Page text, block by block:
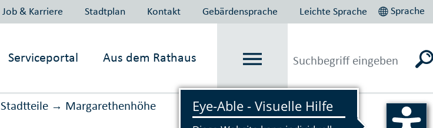
Job & Karriere Stadtplan Kontakt Gebärdensprache Leichte Sprache Sprache
Serviceportal Aus dem Rathaus
Stadtteile → Margarethenhöhe Vorlesen